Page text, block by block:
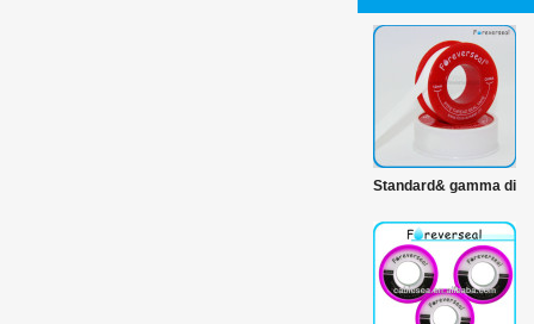
Standard& gamma di
prodotti del ptfe
100% ptfe materie
prime nastro in ptfe